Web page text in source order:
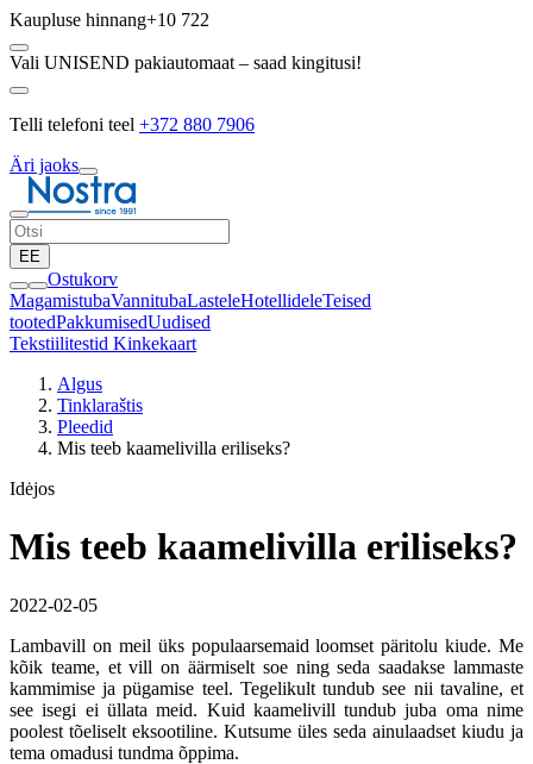
Kaupluse hinnang+10 722
Vali UNISEND pakiautomaat – saad kingitusi!
Telli telefoni teel +372 880 7906
Äri jaoks
EE
Ostukorv
MagamistubaVannitubaLasteleHotellideleTeised
tootedPakkumisedUudised
Tekstiilitestid Kinkekaart
Algus
Tinklaraštis
Pleedid
Mis teeb kaamelivilla eriliseks?
Idėjos
Mis teeb kaamelivilla eriliseks?
2022-02-05
Lambavill on meil üks populaarsemaid loomset päritolu kiude. Me
kõik teame, et vill on äärmiselt soe ning seda saadakse lammaste
kammimise ja pügamise teel. Tegelikult tundub see nii tavaline, et
see isegi ei üllata meid. Kuid kaamelivill tundub juba oma nime
poolest tõeliselt eksootiline. Kutsume üles seda ainulaadset kiudu ja
tema omadusi tundma õppima.